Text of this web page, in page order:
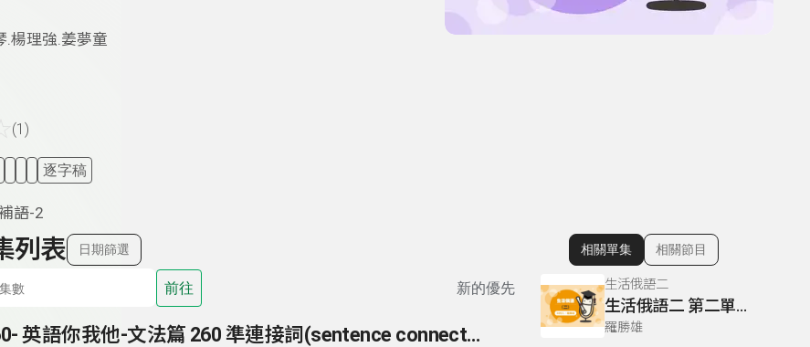
.楊理強.姜夢童
(1)
逐字稿
語-2
列表 日期篩選
前往 新的優先
260- 英語你我他-文法篇 260 準連接詞(sentence connectors/conjunctive adverbs)
顯示相關單集
相關單集 相關節目
生活俄語二
生活俄語二 第二單元 L9 P120
羅勝雄